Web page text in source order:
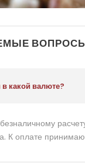
какой валюте?
К оплате